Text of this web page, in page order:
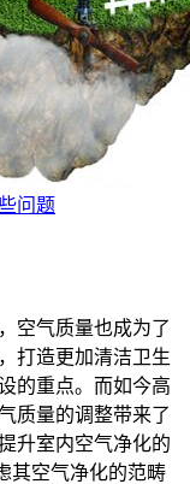
问题
空气质量也成为了
打造更加清洁卫生
的重点。而如今高
质量的调整带来了
升室内空气净化的
其空气净化的范畴